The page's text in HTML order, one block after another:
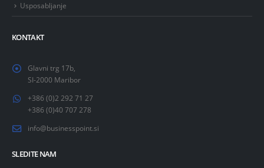
Usposabljanje
KONTAKT
Glavni trg 17b,
SI-2000 Maribor
+386 (0)2 292 71 27
+386 (0)40 707 278
info@businesspoint.si
SLEDITE NAM